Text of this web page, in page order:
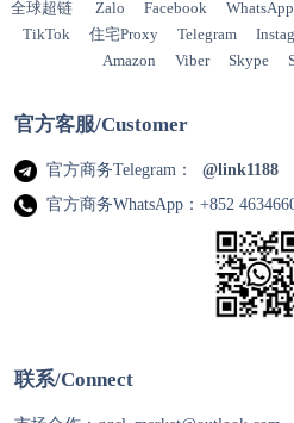
全球超链 Zalo Facebook WhatsApp
TikTok
住宅Proxy Telegram
Amazon
Viber Skype
官方客服/Customer
官方商务Telegram：
@link1188
官方商务WhatsApp：+852
联系/Connect